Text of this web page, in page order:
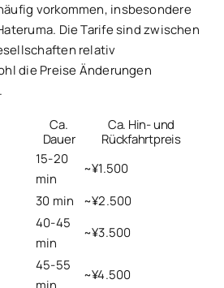
vorkommen, insbesondere
Die Tarife sind zwischen
relativ
die Preise Änderungen
Ca.
Dauer
Ca. Hin- und
Rückfahrtpreis
15-20
min
~¥1.500
30 min
~¥2.500
40-45
min
~¥3.500
45-55
~¥4.500